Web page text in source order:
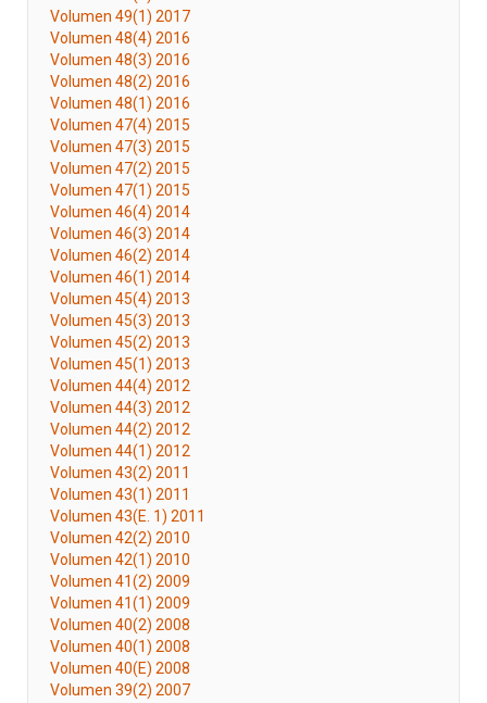
Volumen 49(1) 2017
Volumen 48(4) 2016
Volumen 48(3) 2016
Volumen 48(2) 2016
Volumen 48(1) 2016
Volumen 47(4) 2015
Volumen 47(3) 2015
Volumen 47(2) 2015
Volumen 47(1) 2015
Volumen 46(4) 2014
Volumen 46(3) 2014
Volumen 46(2) 2014
Volumen 46(1) 2014
Volumen 45(4) 2013
Volumen 45(3) 2013
Volumen 45(2) 2013
Volumen 45(1) 2013
Volumen 44(4) 2012
Volumen 44(3) 2012
Volumen 44(2) 2012
Volumen 44(1) 2012
Volumen 43(2) 2011
Volumen 43(1) 2011
Volumen 43(E. 1) 2011
Volumen 42(2) 2010
Volumen 42(1) 2010
Volumen 41(2) 2009
Volumen 41(1) 2009
Volumen 40(2) 2008
Volumen 40(1) 2008
Volumen 40(E) 2008
Volumen 39(2) 2007